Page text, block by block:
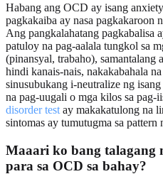
Habang ang OCD ay isang
pagkakaiba ay nasa pagkakaroon
Ang pangkalahatang pagkabalisa
patuloy na pag-aalala tungkol sa
(pinansyal, trabaho), samantalang
hindi kanais-nais, nakakabahala
sinusubukang i-neutralize ng
na pag-uugali o mga kilos sa
disorder test ay makakatulong na
sintomas ay tumutugma sa pattern
Maaari ko bang talagang
para sa OCD sa bahay?